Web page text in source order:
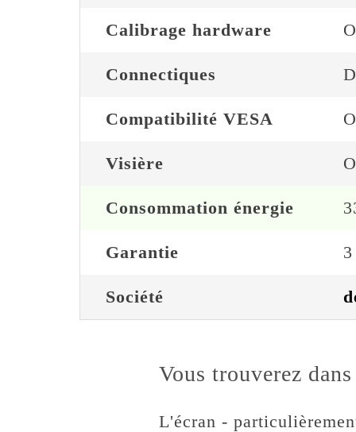
Calibrage hardware
Connectiques
Compatibilité VESA
Visière
Consommation énergie
Garantie
Société
Vous trouverez
L'écran -